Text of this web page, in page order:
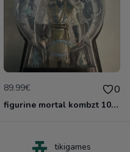
89.99€ 0
figurine mortal kombzt 10 neuf blister
tikigames